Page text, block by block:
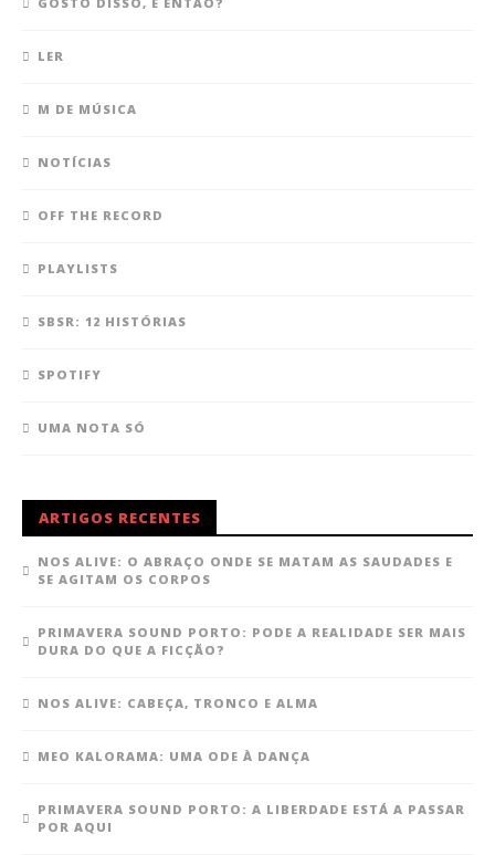
LER
M DE MÚSICA
NOTÍCIAS
OFF THE RECORD
PLAYLISTS
SBSR: 12 HISTÓRIAS
SPOTIFY
UMA NOTA SÓ
ARTIGOS RECENTES
NOS ALIVE: O ABRAÇO ONDE SE MATAM AS SAUDADES E
SE AGITAM OS CORPOS
PRIMAVERA SOUND PORTO: PODE A REALIDADE SER MAIS
DURA DO QUE A FICÇÃO?
NOS ALIVE: CABEÇA, TRONCO E ALMA
MEO KALORAMA: UMA ODE À DANÇA
PRIMAVERA SOUND PORTO: A LIBERDADE ESTÁ A PASSAR
POR AQUI